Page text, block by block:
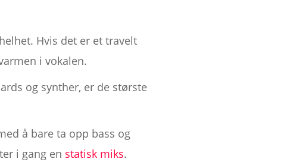
Hvis det er et travelt
i vokalen.
og synther, er de største
å bare ta opp bass og
i gang en statisk miks.